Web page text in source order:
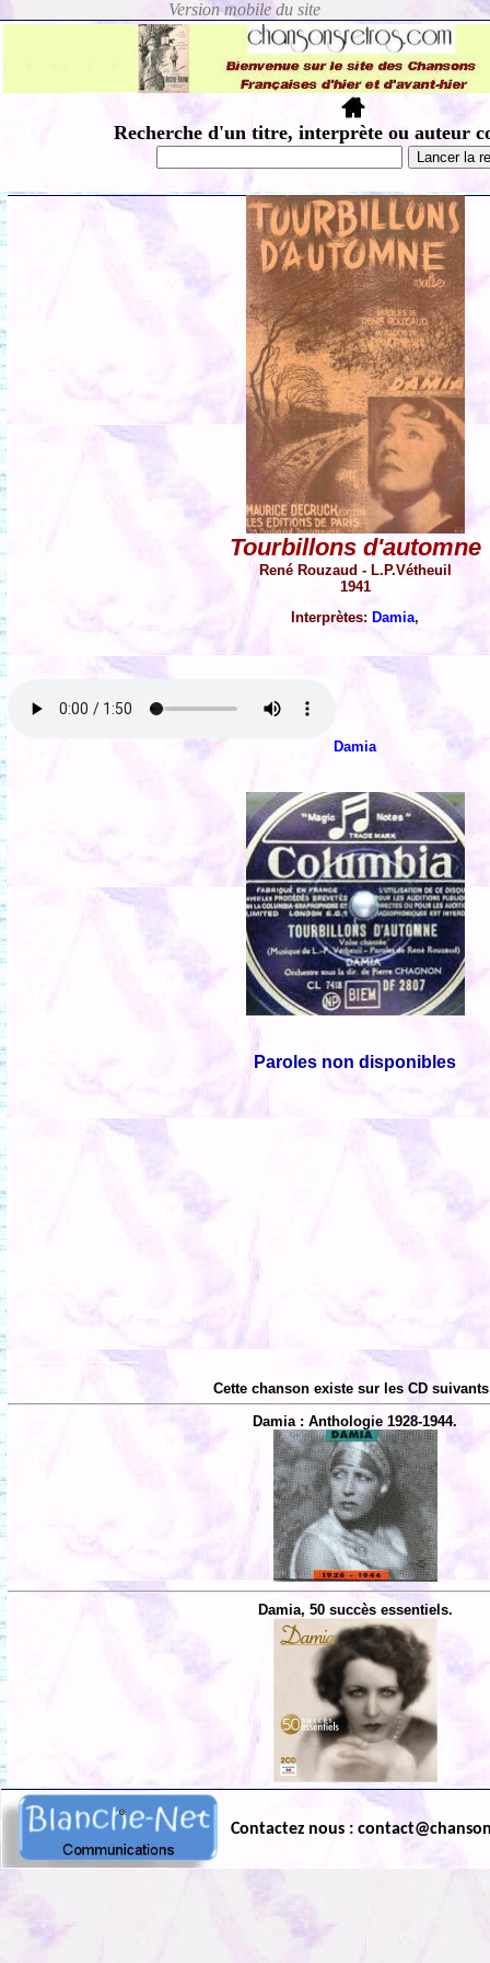
Recherche d'un titre, interprète ou auteur
Tourbillons d'automne
René Rouzaud - L.P.Vétheuil
1941
Interprètes: Damia,
Damia
Paroles non disponibles
Cette chanson existe sur les CD
Damia : Anthologie 1928-1944.
Damia, 50 succès essentiels.
Contactez nous :